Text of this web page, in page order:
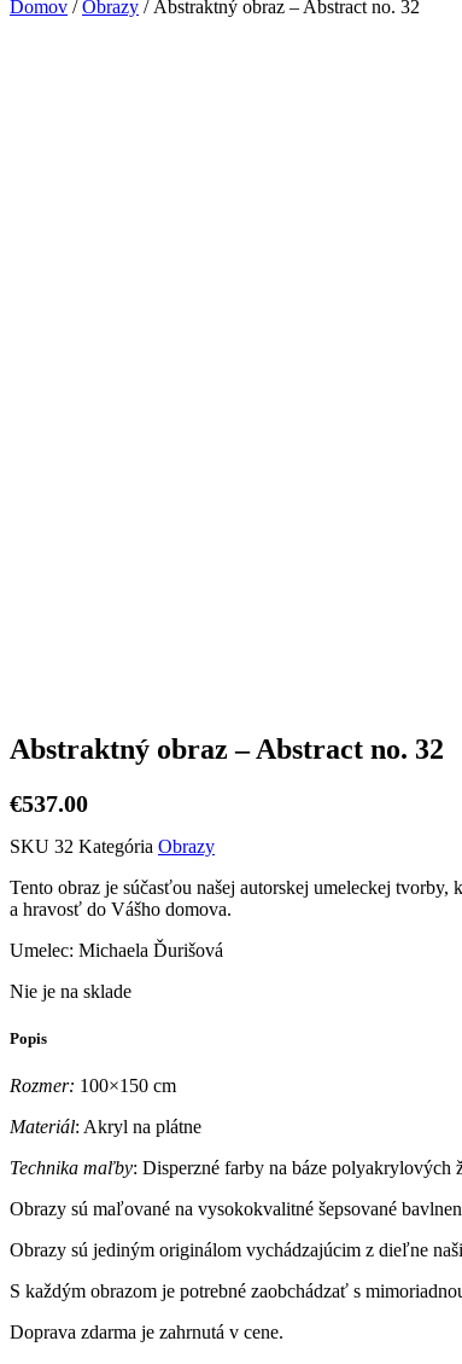
Domov /Obrazy / Abstraktný obraz – Abstract no. 32
Abstraktný obraz – Abstract no. 32
€537.00
SKU 32 Kategória Obrazy
Tento obraz je súčasťou našej autorskej umeleckej
a hravosť do Vášho domova.
Umelec: Michaela Ďurišová
Nie je na sklade
Popis
Rozmer: 100×150 cm
Materiál: Akryl na plátne
Technika maľby: Disperzné farby na báze polyakrylových
Obrazy sú maľované na vysokokvalitné šepsované
Obrazy sú jediným originálom vychádzajúcim z dieľne
S každým obrazom je potrebné zaobchádzať s
Doprava zdarma je zahrnutá v cene.